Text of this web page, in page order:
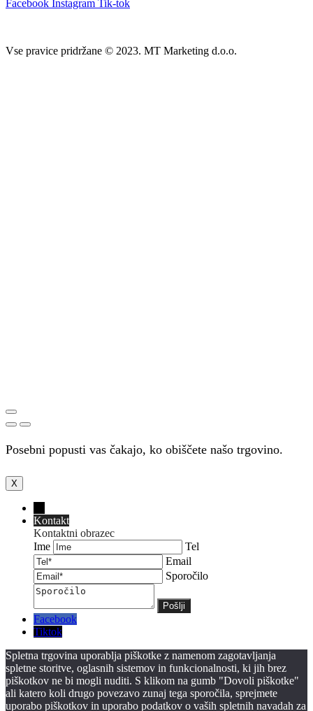
Facebook Instagram Tik-tok
Vse pravice pridržane © 2023. MT Marketing d.o.o.
Posebni popusti vas čakajo, ko obiščete našo trgovino.
X
Kontakt
Kontaktni obrazec
Ime
Tel
Email
Sporočilo
Facebook
Tiktok
Spletna trgovina uporablja piškotke z namenom zagotavljanja
spletne storitve, oglasnih sistemov in funkcionalnosti, ki jih brez
piškotkov ne bi mogli nuditi. S klikom na gumb "Dovoli piškotke"
ali katero koli drugo povezavo zunaj tega sporočila, sprejmete
uporabo piškotkov in uporabo podatkov o vaših spletnih navadah za